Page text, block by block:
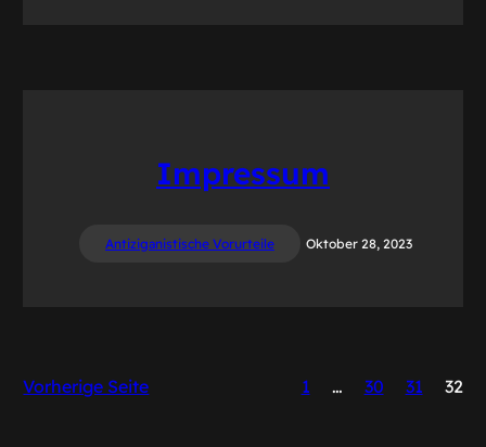
Impressum
Antiziganistische Vorurteile Oktober 28, 2023
Vorherige Seite 1 … 30 31 32